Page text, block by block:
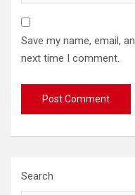
Save my name, email,
next time I comment.
Search